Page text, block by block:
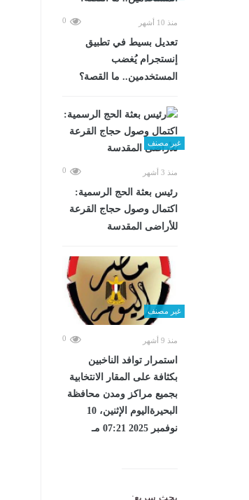
منذ 10 أشهر 0
تعديل بسيط في تطبيق
إنستجرام يُغضب
المستخدمين.. ما القصة؟
غير مصنف
منذ 3 أشهر 0
رئيس بعثة الحج الرسمية:
اكتمال وصول حجاج القرعة
للأراضى المقدسة
غير مصنف
منذ 9 أشهر 0
استمرار توافد الناخبين
بكثافة على المقار الانتخابية
بجميع مراكز ومدن محافظة
البحيرةاليوم الإثنين، 10
نوفمبر 2025 07:21 مـ
بحث سريع: